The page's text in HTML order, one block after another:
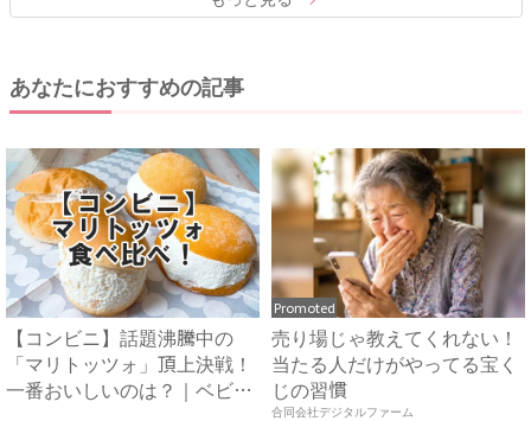
あなたにおすすめの記事
【コンビニ】話題沸騰中の
「マリトッツォ」頂上決戦！
一番おいしいのは？｜ベビー
Promoted
売り場じゃ教えてくれない！
当たる人だけがやってる宝く
じの習慣
合同会社デジタルファーム